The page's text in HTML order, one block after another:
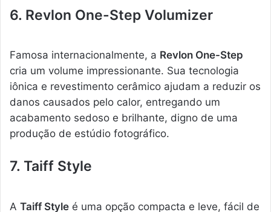
6. Revlon One-Step Volumizer
Famosa internacionalmente, a Revlon One-Step
cria um volume impressionante. Sua tecnologia
iônica e revestimento cerâmico ajudam a reduzir os
danos causados pelo calor, entregando um
acabamento sedoso e brilhante, digno de uma
produção de estúdio fotográfico.
7. Taiff Style
A Taiff Style é uma opção compacta e leve, fácil de